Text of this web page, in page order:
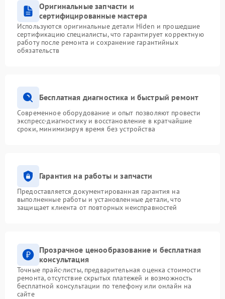
Оригинальные запчасти и
сертифицированные мастера
Используются оригинальные детали Hiden и прошедшие
сертификацию специалисты, что гарантирует корректную
работу после ремонта и сохранение гарантийных
обязательств
Бесплатная диагностика и быстрый ремонт
Современное оборудование и опыт позволяют провести
экспресс-диагностику и восстановление в кратчайшие
сроки, минимизируя время без устройства
Гарантия на работы и запчасти
Предоставляется документированная гарантия на
выполненные работы и установленные детали, что
защищает клиента от повторных неисправностей
Прозрачное ценообразование и бесплатная
консультация
Точные прайс-листы, предварительная оценка стоимости
ремонта, отсутствие скрытых платежей и возможность
бесплатной консультации по телефону или онлайн на
сайте